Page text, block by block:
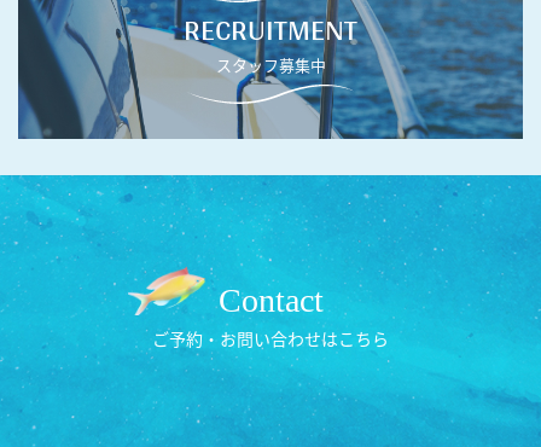
RECRUITMENT
スタッフ募集中
Contact
ご予約・お問い合わせはこちら